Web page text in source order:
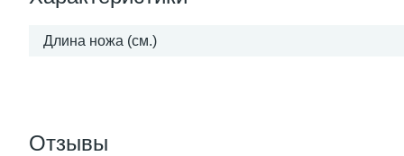
Длина ножа (см.)
Отзывы